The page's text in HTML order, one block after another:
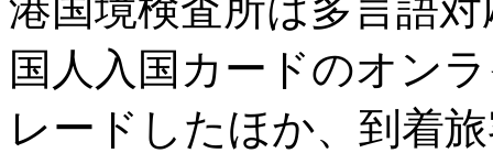
国人入国カードのオン
レードしたほか、到着